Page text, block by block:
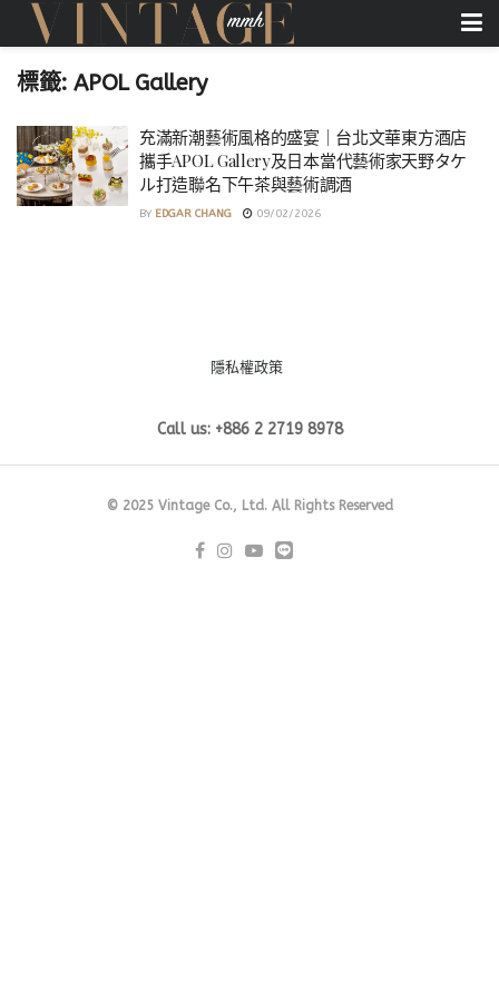
標籤:APOL Gallery
充滿新潮藝術風格的盛宴｜台北文華東方酒店
攜手APOL Gallery及日本當代藝術家天野タケ
ル打造聯名下午茶與藝術調酒
BY EDGAR CHANG 09/02/2026
隱私權政策
Call us: +886 2 2719 8978
© 2025 Vintage Co., Ltd. All Rights Reserved